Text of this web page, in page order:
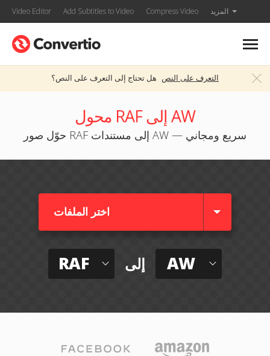
Video Editor Add Subtitles to Video Compress Video المزيد
هل تحتاج إلى التعرف على النص؟ التعرف على النص
محول RAF إلى AW
حوّل صور RAF إلى مستندات AW — سريع ومجاني
اختر الملفات
RAF إلى AW